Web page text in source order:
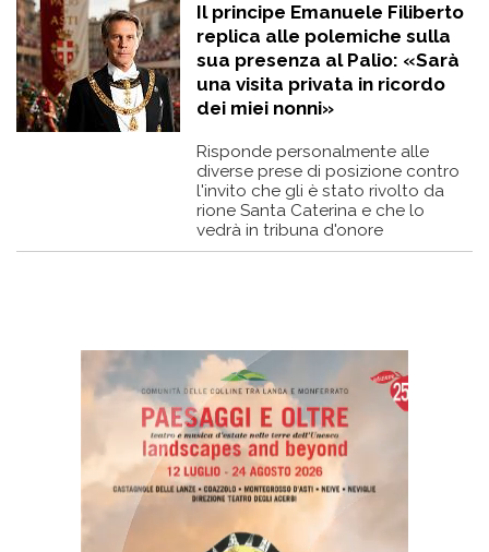
Il principe Emanuele Filiberto
replica alle polemiche sulla
sua presenza al Palio: «Sarà
una visita privata in ricordo
dei miei nonni»
Risponde personalmente alle
diverse prese di posizione contro
l'invito che gli è stato rivolto da
rione Santa Caterina e che lo
vedrà in tribuna d'onore